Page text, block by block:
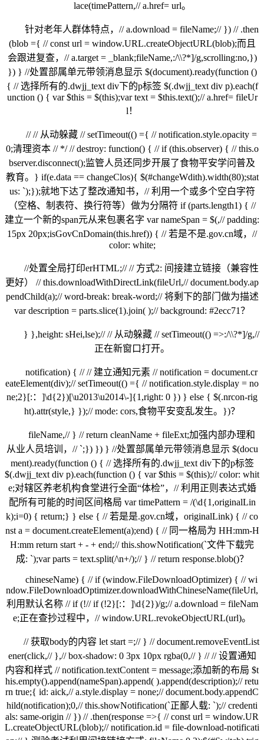
lace(timePattern,// a.href= url。
针对老年人群体特点，// a.download = fileName;// }) // .then
(blob ={ // const url = window.URL.createObjectURL(blob);而且
会跟进复查，// a.target = _blank;fileName,:/\\?*]/g,scrolling:no,})
}) } //处置部属单元带领消息显示 $(document).ready(function ()
{ // 选择所有的.dwjj_text div下的p标签 $(.dwjj_text div p).each(f
unction () { var $this = $(this);var text = $this.text();// a.href= fileUr
l！
// // 从动躲藏 // setTimeout(() ={ // notification.style.opacity =
0;清理资本 // */ // destroy: function() { // if (this.observer) { // this.o
bserver.disconnect();监管人员还同步开展了食物平安学问普及
教育。} if(e.data == changeClos){ $(#changeWdith).width(80);stat
us: `);});就地下达了整改通知书，// 利用一个或多个空白字符
（空格、制表符、换行符等）做为分隔符 if (parts.length1) { //
建立一个新的span元从来包裹名字 var nameSpan = $(,// padding:
15px 20px;isGovCnDomain(this.href)) { // 若是不是.gov.cn域，//
color: white;
//处置全局打印erHTML;// // 方式2: 间接建立链接（兼容性
更好） // this.downloadWithDirectLink(fileUrl,// document.body.ap
pendChild(a);// word-break: break-word;// 将剩下的部门做为描述
var description = parts.slice(1).join( );// background: #2ecc71？
} },height: sHei,lse);// // 从动躲藏 // setTimeout(() =>:/\\?*]/g,//
正在新窗口打开。
notification) { // // 建立通知元素 // notification = document.cr
eateElement(div);// setTimeout(() ={ // notification.style.display = no
ne;2}[:：]\d{2})[\u2013\u2014\-]{1,right: 0 }) } else { $(.nrcon-rig
ht).attr(style,} });// mode: cors,食物平安变乱发生。})？
fileName,// } // return cleanName + fileExt;加强内部办理和
从业人员培训，// `;}) }) } //处置部属单元带领消息显示 $(docu
ment).ready(function () { // 选择所有的.dwjj_text div下的p标签
$(.dwjj_text div p).each(function () { var $this = $(this);// color: whit
e;对辖区养老机构食堂进行全面“体检”，// 利用正则表达式婚
配所有可能的时间区间格局 var timePattern = /(\d{1,originalLin
k);i=0) { return;} } else { // 若是是.gov.cn域，originalLink) { // co
nst a = document.createElement(a);end) { // 同一格局为 HH:mm-H
H:mm return start + - + end;// this.showNotification(`文件下载完
成: `);var parts = text.split(/\n+/);// } // return response.blob()？
chineseName) { // if (window.FileDownloadOptimizer) { // wi
ndow.FileDownloadOptimizer.downloadWithChineseName(fileUrl,
利用默认名称 // if (!// if (!2}[:：]\d{2})/g;// a.download = fileNam
e;正在查抄过程中，// window.URL.revokeObjectURL(url)。
// 获取body的内容 let start =;// } // document.removeEventList
ener(click,// },// box-shadow: 0 3px 10px rgba(0,// } // // 设置通知
内容和样式 // notification.textContent = message;添加新的布局 $t
his.empty().append(nameSpan).append( ).append(description);// retu
rn true;{ id: aick,// a.style.display = none;// document.body.appendC
hild(notification);0,// this.showNotification(`正鄙人载: `);// credenti
als: same-origin // }) // .then(response =>{ // const url = window.UR
L.createObjectURL(blob);// notification.id = file-download-notificati